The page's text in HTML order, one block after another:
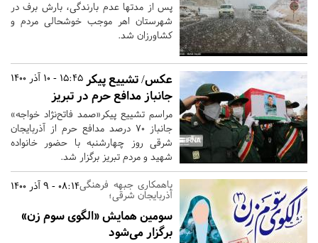
پس از مدتها عدم بارندگی، بارش برف در
شهرستان اهر موجب خوشحالی مردم و
کشاورزان شد.
15:45 - 10 آذر 1400 عکس/ تشییع پیکر
جانباز مدافع حرم در تبریز
مراسم تشییع پیکر«صمد فاتح‌نژاد خواجه»
جانباز ۷0 درصد مدافع حرم از آذربایجان
شرقی روز چهارشنبه با حضور خانواده
شهید و مردم تبریز برگزار شد.
08:14 - 9 آذر 1400باهمکاری جبهه فرهنگی
آذربایجان شرقی؛
سومین همایش «الگوی سوم زن»
برگزار می‌شود